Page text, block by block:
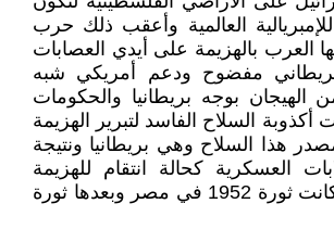
للإمبريالية العالمية وأعقب ذلك حرب
فيها العرب بالهزيمة على أيدي العصابات
بريطاني مفضوح ودعم أمريكي شبه
الهيجان بوجه بريطانيا والحكومات
أكذوبة السلاح الفاسد لتبرير الهزيمة
هذا السلاح وهي بريطانيا ونتيجة
العسكرية كحالة انتقام للهزيمة
والمتسببين فيها فكانت ثورة 1952 في مصر وبعدها ثورة